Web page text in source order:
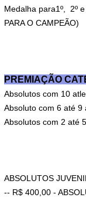
Medalha para1º, 2º
PARA O CAMPEÃO)
PREMIAÇÃO
Absolutos com 10
Absoluto com 6 até 9
Absolutos com 2 até
ABSOLUTOS
-- R$ 400,00 -